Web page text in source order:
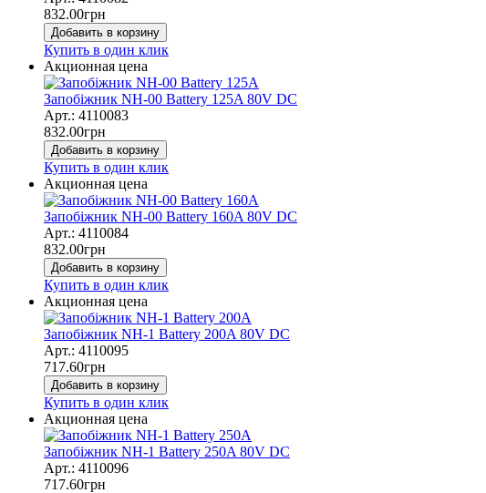
832.00грн
Добавить в корзину
Купить в один клик
Акционная цена
Запобіжник NH-00 Battery 125A 80V DC
Арт.: 4110083
832.00грн
Добавить в корзину
Купить в один клик
Акционная цена
Запобіжник NH-00 Battery 160A 80V DC
Арт.: 4110084
832.00грн
Добавить в корзину
Купить в один клик
Акционная цена
Запобіжник NH-1 Battery 200A 80V DC
Арт.: 4110095
717.60грн
Добавить в корзину
Купить в один клик
Акционная цена
Запобіжник NH-1 Battery 250A 80V DC
Арт.: 4110096
717.60грн